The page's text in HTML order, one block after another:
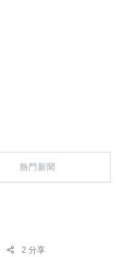
熱門新聞
2 分享